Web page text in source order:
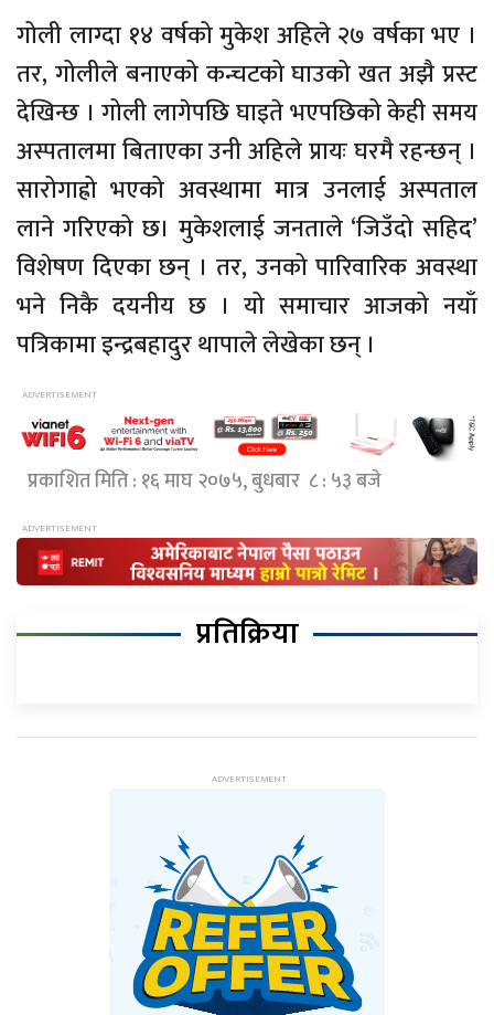
गोली लाग्दा १४ वर्षको मुकेश अहिले २७ वर्षका भए ।
तर, गोलीले बनाएको कन्चटको घाउको खत अझै प्रस्ट
देखिन्छ । गोली लागेपछि घाइते भएपछिको केही समय
अस्पतालमा बिताएका उनी अहिले प्रायः घरमै रहन्छन् ।
सारोगाह्रो भएको अवस्थामा मात्र उनलाई अस्पताल
लाने गरिएको छ। मुकेशलाई जनताले ‘जिउँदो सहिद’
विशेषण दिएका छन् । तर, उनको पारिवारिक अवस्था
भने निकै दयनीय छ । यो समाचार आजको नयाँ
पत्रिकामा इन्द्रबहादुर थापाले लेखेका छन् ।
प्रकाशित मिति : १६ माघ २०७५, बुधबार ८ : ५३ बजे
प्रतिक्रिया